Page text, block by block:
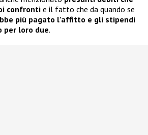
confronti e il fatto che da quando se
più pagato l’affitto e gli stipendi
per loro due.